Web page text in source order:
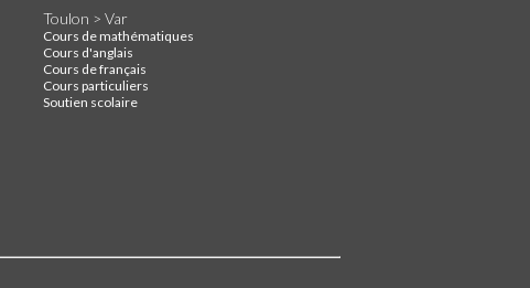
Toulon > Var
Cours de mathématiques
Cours d'anglais
Cours de français
Cours particuliers
Soutien scolaire